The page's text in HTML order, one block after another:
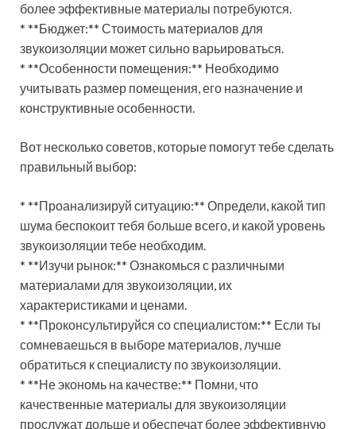
более эффективные материалы потребуются.
* **Бюджет:** Стоимость материалов для
звукоизоляции может сильно варьироваться.
* **Особенности помещения:** Необходимо
учитывать размер помещения, его назначение и
конструктивные особенности.
Вот несколько советов, которые помогут тебе сделать
правильный выбор:
* **Проанализируй ситуацию:** Определи, какой тип
шума беспокоит тебя больше всего, и какой уровень
звукоизоляции тебе необходим.
* **Изучи рынок:** Ознакомься с различными
материалами для звукоизоляции, их
характеристиками и ценами.
* **Проконсультируйся со специалистом:** Если ты
сомневаешься в выборе материалов, лучше
обратиться к специалисту по звукоизоляции.
* **Не экономь на качестве:** Помни, что
качественные материалы для звукоизоляции
прослужат дольше и обеспечат более эффективную